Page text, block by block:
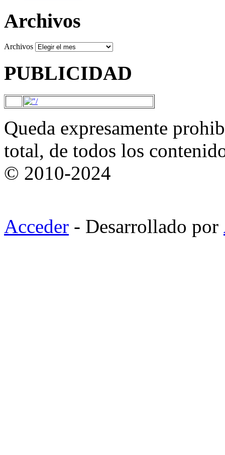
Archivos
Archivos
PUBLICIDAD
Queda expresamente
total, de todos los
© 2010-2024
Acceder - Desarrollado por